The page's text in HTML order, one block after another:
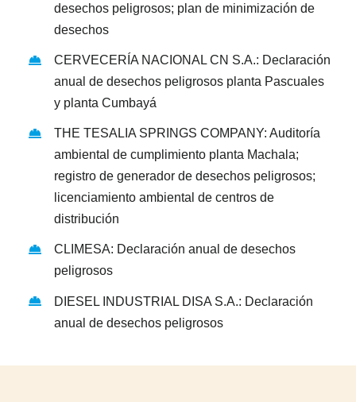
desechos peligrosos; plan de minimización de
desechos
CERVECERÍA NACIONAL CN S.A.: Declaración
anual de desechos peligrosos planta Pascuales
y planta Cumbayá
THE TESALIA SPRINGS COMPANY: Auditoría
ambiental de cumplimiento planta Machala;
registro de generador de desechos peligrosos;
licenciamiento ambiental de centros de
distribución
CLIMESA: Declaración anual de desechos
peligrosos
DIESEL INDUSTRIAL DISA S.A.: Declaración
anual de desechos peligrosos